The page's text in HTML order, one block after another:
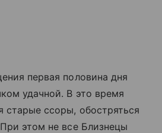
первая половина дня
удачной. В это время
старые ссоры, обостряться
этом не все Близнецы